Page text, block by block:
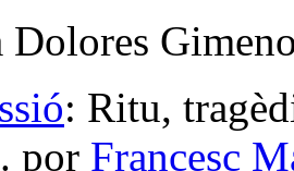
Dolores
: Ritu,
por Francesc